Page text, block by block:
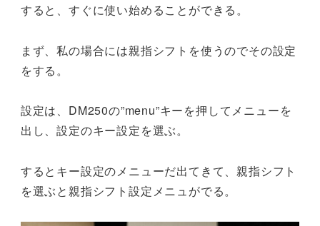
すると、すぐに使い始めることができる。
まず、私の場合には親指シフトを使うのでその設定
をする。
設定は、DM250の”menu”キーを押してメニューを
出し、設定のキー設定を選ぶ。
するとキー設定のメニューだ出てきて、親指シフト
を選ぶと親指シフト設定メニュがでる。